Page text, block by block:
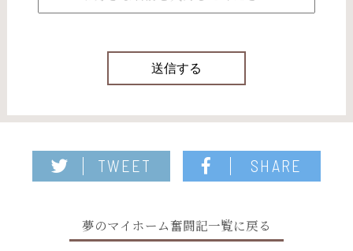
TWEET SHARE
夢のマイホーム奮闘記一覧に戻る